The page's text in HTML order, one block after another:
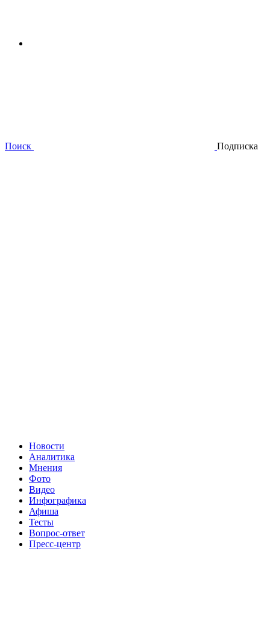
Поиск Подписка
Новости
Аналитика
Мнения
Фото
Видео
Инфографика
Афиша
Тесты
Вопрос-ответ
Пресс-центр